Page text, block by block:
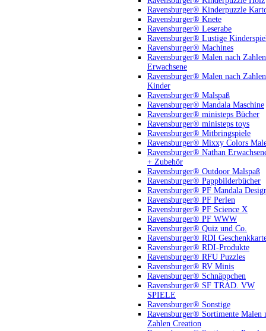
Ravensburger® Kinderpuzzle
Ravensburger® Knete
Ravensburger® Leserabe
Ravensburger® Lustige
Ravensburger® Machines
Ravensburger® Malen nach Zahlen
Erwachsene
Ravensburger® Malen nach Zahlen
Kinder
Ravensburger® Malspaß
Ravensburger® Mandala Maschine
Ravensburger® ministeps Bücher
Ravensburger® ministeps toys
Ravensburger® Mitbringspiele
Ravensburger® Mixxy Colors
Ravensburger® Nathan
+ Zubehör
Ravensburger® Outdoor Malspaß
Ravensburger® Pappbilderbücher
Ravensburger® PF Mandala
Ravensburger® PF Perlen
Ravensburger® PF Science X
Ravensburger® PF WWW
Ravensburger® Quiz und Co.
Ravensburger® RDI
Ravensburger® RDI-Produkte
Ravensburger® RFU Puzzles
Ravensburger® RV Minis
Ravensburger® Schnäppchen
Ravensburger® SF TRAD. VW
SPIELE
Ravensburger® Sonstige
Ravensburger® Sortimente Malen
Zahlen Creation